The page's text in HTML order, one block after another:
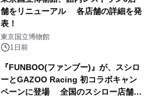
舗をリニューアル 各店舗の詳細を発
表！
東京国立博物館
1日前
『FUNBOO(ファンブー)』が、スシロ
ーとGAZOO Racing 初コラボキャン
ペーンに登場 全国のスシロー店舗で